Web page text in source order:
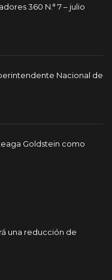
360 N.° 7 – julio
Nacional de
Goldstein como
una reducción de